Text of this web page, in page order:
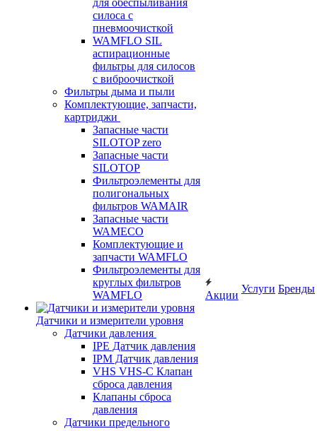
для обеспыливания
силоса c
пневмоочисткой
WAMFLO SIL
аспирационные
фильтры для силосов
с виброочисткой
Фильтры дыма и пыли
Комплектующие, запчасти,
картриджи
Запасные части
SILOTOP zero
Запасные части
SILOTOP
Фильтроэлементы для
полигональных
фильтров WAMAIR
Запасные части
WAMECO
Комплектующие и
запчасти WAMFLO
Фильтроэлементы для
круглых фильтров
WAMFLO
Датчики и измерители уровня
Датчики давления
IPE Датчик давления
IPM Датчик давления
VHS VHS-C Клапан
сброса давления
Клапаны сброса
давления
Датчики предельного
Акции
Услуги Бренды